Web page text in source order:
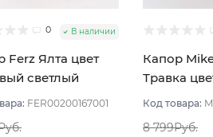
0 В наличии
Ferz Ялта цвет
светлый
FER00200167001
Капор
Травка
Код товара:
8 799Руб.